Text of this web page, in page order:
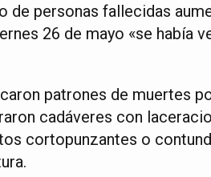
de personas fallecidas
26 de mayo «se había
patrones de muertes
cadáveres con
cortopunzantes o